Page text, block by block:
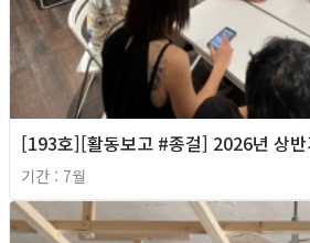
[193호][활동보고 #종걸] 2026년 상반
기간 : 7월